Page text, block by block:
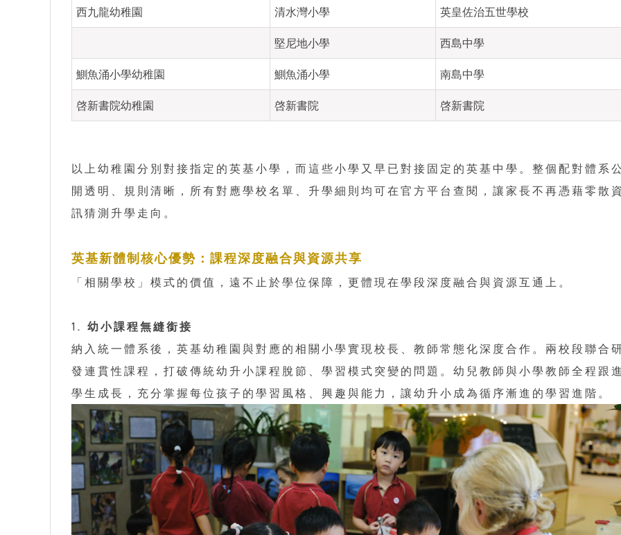
西九龍幼稚園 清水灣小學 英皇佐治五世學校
堅尼地小學 西島中學
鰂魚涌小學幼稚園 鰂魚涌小學 南島中學
啓新書院幼稚園 啓新書院 啓新書院
以上幼稚園分別對接指定的英基小學，而這些小學又早已對接固定的英基中學。整個配對體系
開透明、規則清晰，所有對應學校名單、升學細則均可在官方平台查閱，讓家長不再憑藉零散
訊猜測升學走向。
英基新體制核心優勢：課程深度融合與資源共享
「相關學校」模式的價值，遠不止於學位保障，更體現在學段深度融合與資源互通上。
1. 幼小課程無縫銜接
納入統一體系後，英基幼稚園與對應的相關小學實現校長、教師常態化深度合作。兩校段聯合
發連貫性課程，打破傳統幼升小課程脫節、學習模式突變的問題。幼兒教師與小學教師全程跟
學生成長，充分掌握每位孩子的學習風格、興趣與能力，讓幼升小成為循序漸進的學習進階。